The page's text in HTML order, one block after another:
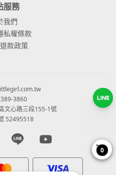
服務
我們
私權條款
款政策
3860
文心路三段155-1號
52495518
page page
Line pageYoutube page
0